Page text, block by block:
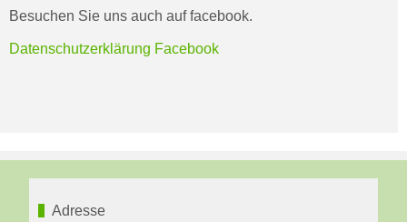
Besuchen Sie uns auch auf facebook.
Datenschutzerklärung Facebook
Adresse